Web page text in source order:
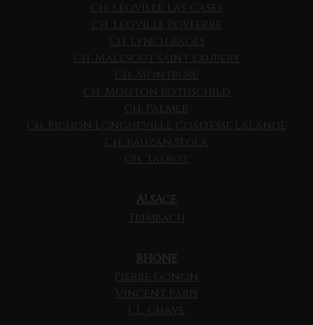
Ch. Leoville Las-Cases
Ch. Leoville Poyferre
Ch. Lynch Bages
Ch. Malescot Saint Exupery
Ch. Montrose
Ch. Mouton Rothschild
Ch. Palmer
Ch. Pichon Longueville Comtesse Lalande
Ch. Rauzan Segla
Ch. Talbot
ALSACE
Trimbach
RHONE
Pierre Gonon
Vincent Paris
J. L. Chave